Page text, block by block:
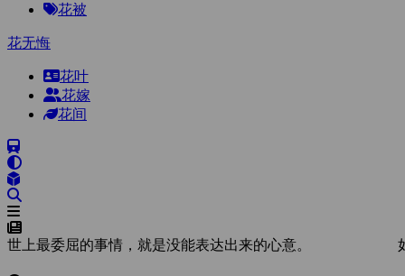
花被
花无悔
花叶
花嫁
花间
世上最委屈的事情，就是没能表达出来的心意。